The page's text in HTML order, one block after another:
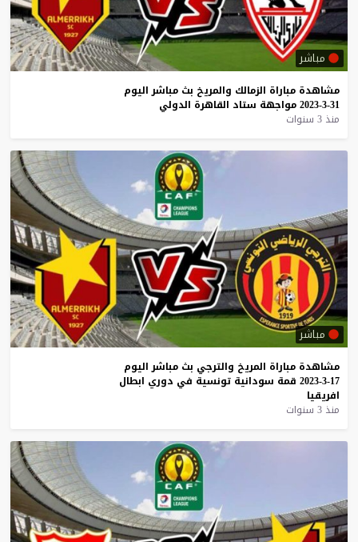
مباشر
مشاهدة مباراة الزمالك والمريخ بث مباشر اليوم
31-3-2023
مواجهة ستاد القاهرة الدولي
منذ 3 سنوات
مباشر
مشاهدة مباراة المريخ والترجي بث مباشر اليوم
17-3-2023
قمة سودانية تونسية في دوري ابطال
افريقيا
منذ 3 سنوات